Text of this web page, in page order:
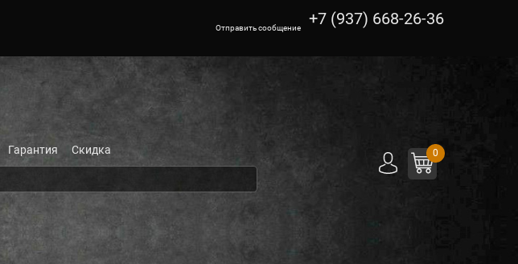
Отправить сообщение +7 (937) 668-26-36
Гарантия Скидка 0